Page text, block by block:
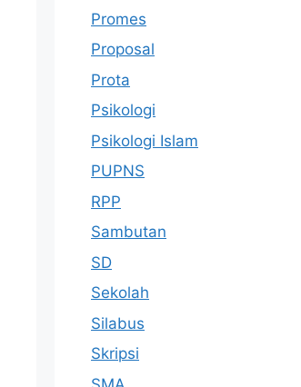
Promes
Proposal
Prota
Psikologi
Psikologi Islam
PUPNS
RPP
Sambutan
SD
Sekolah
Silabus
Skripsi